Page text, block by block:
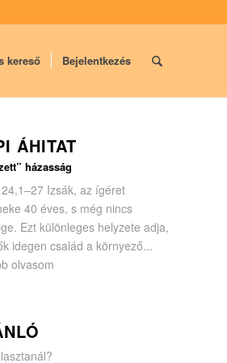
kereső Bejelentkezés
ÁHITAT
házasság
Izsák, az ígéret
40 éves, s még nincs
Ezt különleges helyzete adja,
idegen család a környező...
olvasom